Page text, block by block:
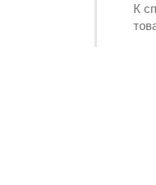
К